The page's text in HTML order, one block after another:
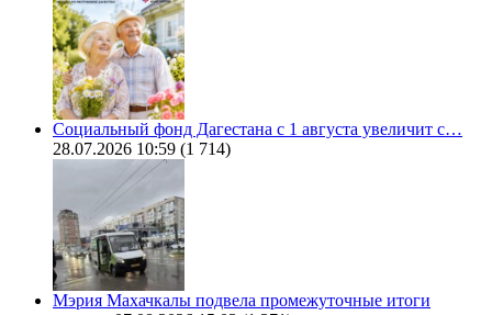
Социальный фонд Дагестана с 1 августа увеличит с…
28.07.2026 10:59 (1 714)
Мэрия Махачкалы подвела промежуточные итоги